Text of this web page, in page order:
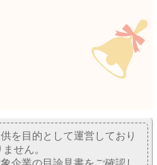
を目的として運営しており
せん。